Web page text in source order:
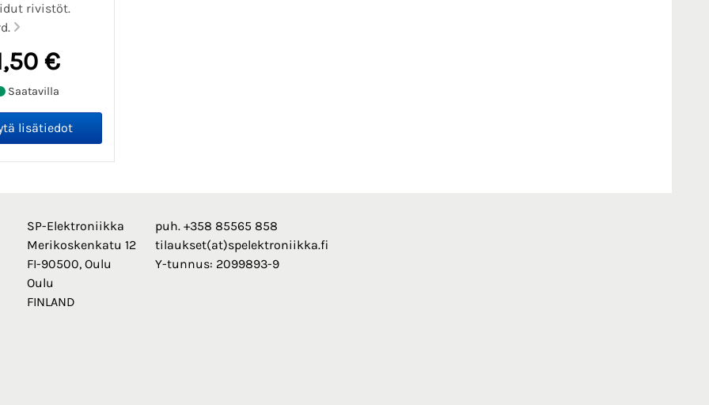
rivistöt.
€
Saatavilla
SP-Elektroniikka
Merikoskenkatu 12
FI-90500, Oulu
Oulu
FINLAND
puh. +358 85565 858
tilaukset(at)spelektroniikka.fi
Y-tunnus: 2099893-9